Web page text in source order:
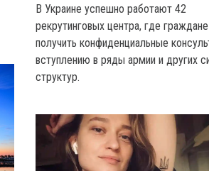
В Украине успешно работают 42
рекрутинговых центра, где
получить конфиденциальные
вступлению в ряды армии и других
структур.